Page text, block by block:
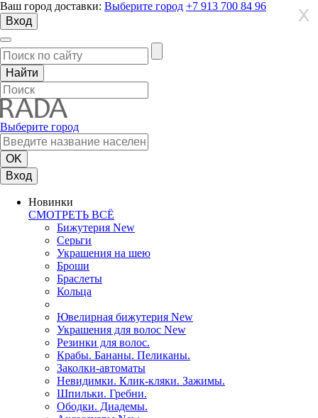
Ваш город доставки: Выберите город +7 913 700 84 96
Вход
Выберите город
Вход
Новинки
СМОТРЕТЬ ВСЁ
Бижутерия New
Серьги
Украшения на шею
Броши
Браслеты
Кольца
Ювелирная бижутерия New
Украшения для волос New
Резинки для волос.
Крабы. Бананы. Пеликаны.
Заколки-автоматы
Невидимки. Клик-кляки. Зажимы.
Шпильки. Гребни.
Ободки. Диадемы.
X
X
X